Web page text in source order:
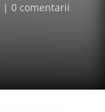
0 comentarii